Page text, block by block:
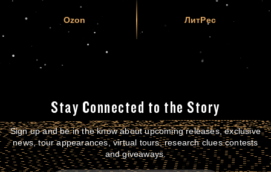
Ozon ЛитРес
Stay Connected to the Story
Sign up and be in the know about upcoming releases, exclusive
news, tour appearances, virtual tours, research clues contests
and giveaways.